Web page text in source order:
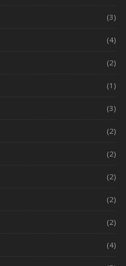
(3)
(4)
(2)
(1)
(3)
(2)
(2)
(2)
(2)
(2)
(4)